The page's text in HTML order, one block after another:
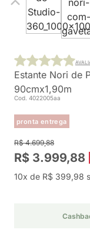
Estante Nori de
90cmx1,90m
Cod. 4022005aa
pronta entrega
R$ 4.699,88
R$ 3.999,88
10x de R$ 399,98